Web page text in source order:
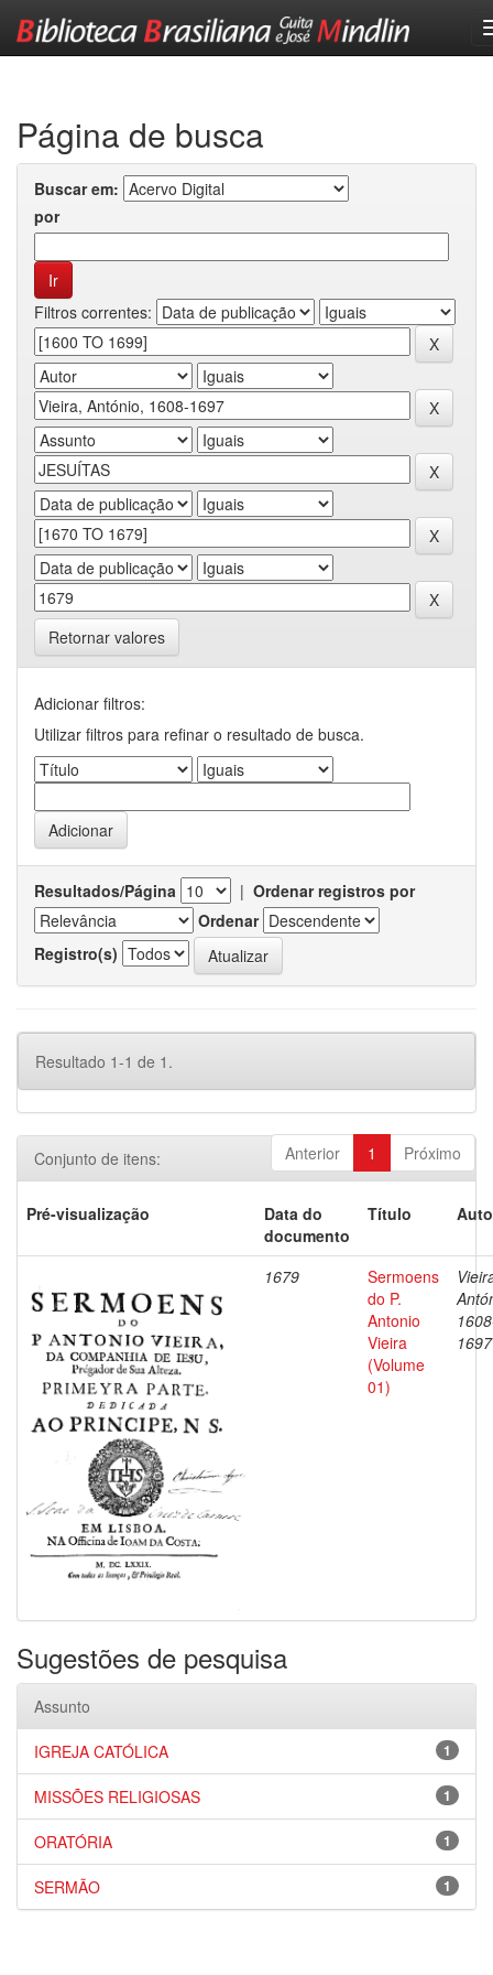
Página de busca
Buscar em:
por
Filtros correntes:
Retornar valores
Adicionar filtros:
Utilizar filtros para refinar o resultado de busca.
Resultados/Página | Ordenar registros por
Ordenar
Registro(s)
Resultado 1-1 de 1.
Anterior 1 Próximo
Conjunto de itens:
Pré-visualização
Data do
documento
Título
1679
Sermoens
do P.
Antonio
Vieira
(Volume
01)
1697
Sugestões de pesquisa
Assunto
1
IGREJA CATÓLICA
1
MISSÕES RELIGIOSAS
1
ORATÓRIA
1
SERMÃO